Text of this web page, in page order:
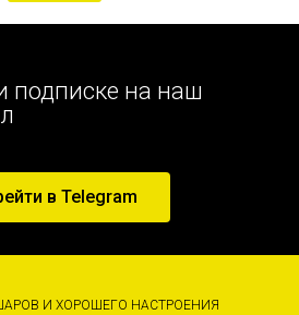
подписке на наш
в Telegram
И ХОРОШЕГО НАСТРОЕНИЯ